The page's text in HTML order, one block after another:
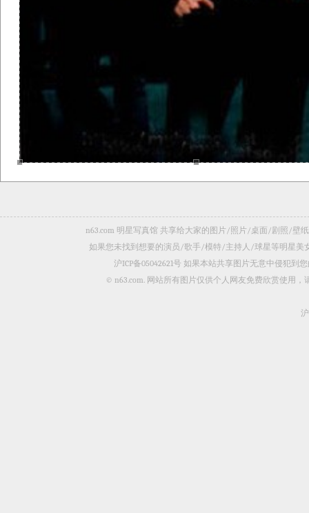
n63.com 明星写真馆 共享给大家的图片/照片/桌面/剧照/壁
如果您未找到想要的演员/歌手/模特/主持人/球星等明星美
沪ICP备05042621号 如果本站共享图片无意中侵犯到
© n63.com. 网站所有图片仅供个人网友免费欣赏使用